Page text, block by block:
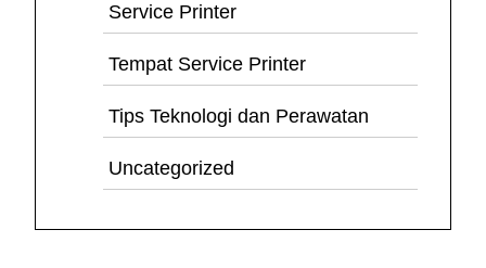
Service Printer
Tempat Service Printer
Tips Teknologi dan Perawatan
Uncategorized